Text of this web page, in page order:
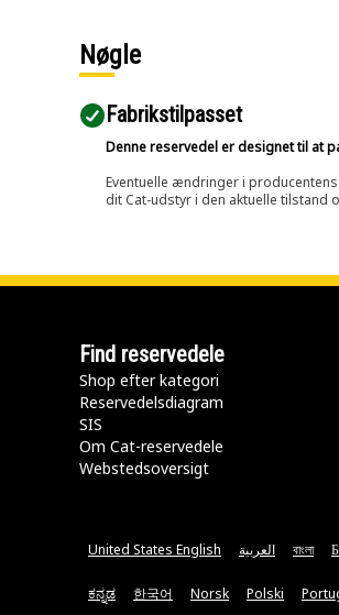
Nøgle
Fabrikstilpasset
Denne reservedel er designet til at
Eventuelle ændringer i
dit Cat-udstyr i den aktuelle tilstand
Find reservedele
Shop efter kategori
Reservedelsdiagram
SIS
Om Cat-reservedele
Webstedsoversigt
United States English العربية বাংলা
ಕನ್ನಡ 한국어 Norsk Polski